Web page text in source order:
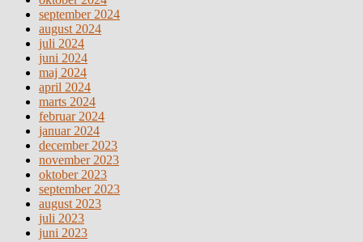
september 2024
august 2024
juli 2024
juni 2024
maj 2024
april 2024
marts 2024
februar 2024
januar 2024
december 2023
november 2023
oktober 2023
september 2023
august 2023
juli 2023
juni 2023